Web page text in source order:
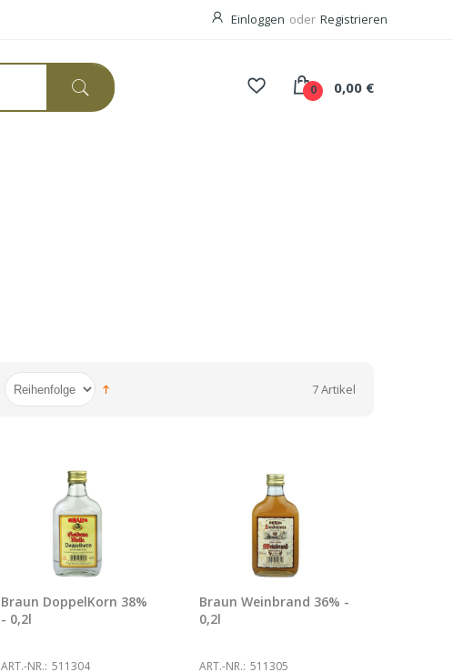
Einloggen oder Registrieren
0 0,00 €
7 Artikel
Braun DoppelKorn 38%
- 0,2l
ART.-NR.: 511304
Braun Weinbrand 36% -
0,2l
ART.-NR.: 511305